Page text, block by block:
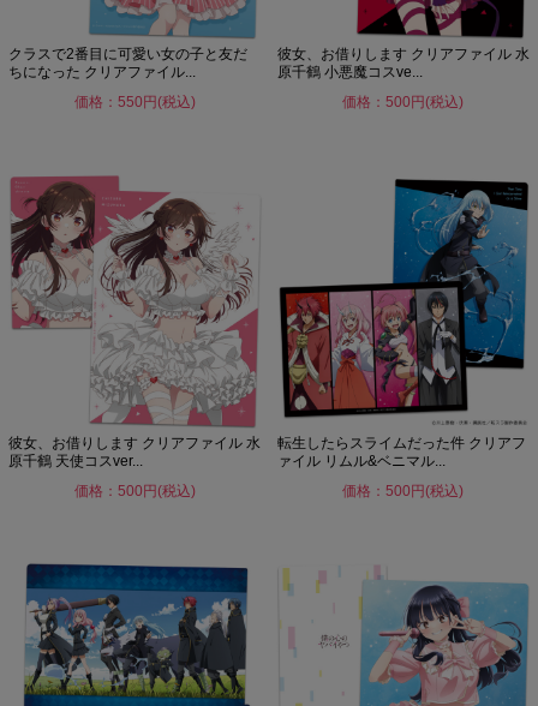
クラスで2番目に可愛い女の子と友だ
ちになった クリアファイル...
価格：550円(税込)
彼女、お借りします クリアファイル 水
原千鶴 小悪魔コスve...
価格：500円(税込)
彼女、お借りします クリアファイル 水
原千鶴 天使コスver...
価格：500円(税込)
転生したらスライムだった件 クリアフ
ァイル リムル&ベニマル...
価格：500円(税込)